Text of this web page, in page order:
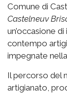
Comune di
Castelneuv
un’occasione
contempo
impegnate
Il percorso del
artigianato,